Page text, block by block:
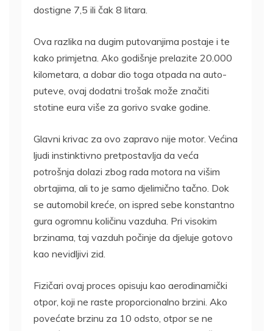
dostigne 7,5 ili čak 8 litara.
Ova razlika na dugim putovanjima postaje i te
kako primjetna. Ako godišnje prelazite 20.000
kilometara, a dobar dio toga otpada na auto-
puteve, ovaj dodatni trošak može značiti
stotine eura više za gorivo svake godine.
Glavni krivac za ovo zapravo nije motor. Većina
ljudi instinktivno pretpostavlja da veća
potrošnja dolazi zbog rada motora na višim
obrtajima, ali to je samo djelimično tačno. Dok
se automobil kreće, on ispred sebe konstantno
gura ogromnu količinu vazduha. Pri visokim
brzinama, taj vazduh počinje da djeluje gotovo
kao nevidljivi zid.
Fizičari ovaj proces opisuju kao aerodinamički
otpor, koji ne raste proporcionalno brzini. Ako
povećate brzinu za 10 odsto, otpor se ne